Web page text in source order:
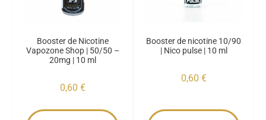
Booster de Nicotine
Vapozone Shop | 50/50 –
20mg | 10 ml
0,60 €
Booster de nicotine 10/90
| Nico pulse | 10 ml
0,60 €